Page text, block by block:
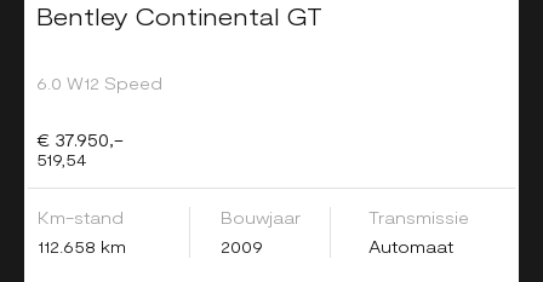
Bentley Continental GT
6.0 W12 Speed
€ 37.950,-
519,54
Km-stand
112.658 km
Bouwjaar
2009
Transmissie
Automaat